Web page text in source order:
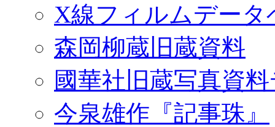
X線フィルムデータ
森岡柳蔵旧蔵資料
國華社旧蔵写真資
今泉雄作『記事珠』